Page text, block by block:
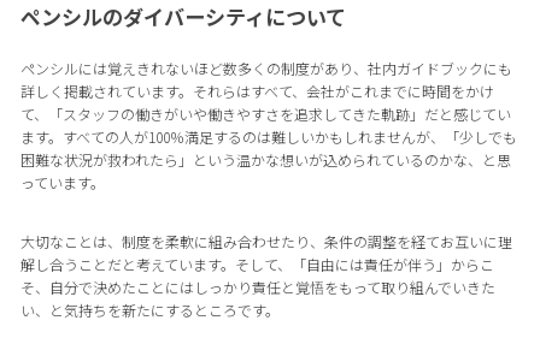
ペンシルのダイバーシティについて
ペンシルには覚えきれないほど数多くの制度があり、社内ガイドブックにも
詳しく掲載されています。それらはすべて、会社がこれまでに時間をかけ
て、「スタッフの働きがいや働きやすさを追求してきた軌跡」だと感じてい
ます。すべての人が100％満足するのは難しいかもしれませんが、「少しでも
困難な状況が救われたら」という温かな想いが込められているのかな、と思
っています。
大切なことは、制度を柔軟に組み合わせたり、条件の調整を経てお互いに理
解し合うことだと考えています。そして、「自由には責任が伴う」からこ
そ、自分で決めたことにはしっかり責任と覚悟をもって取り組んでいきた
い、と気持ちを新たにするところです。